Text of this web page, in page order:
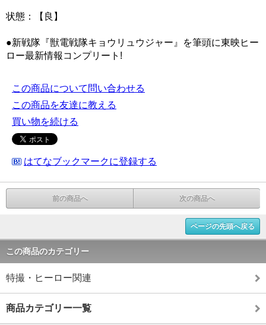
状態：【良】
●新戦隊『獣電戦隊キョウリュウジャー』を筆頭に東映ヒー
ロー最新情報コンプリート!
この商品について問い合わせる
この商品を友達に教える
買い物を続ける
はてなブックマークに登録する
前の商品へ 次の商品へ
ページの先頭へ戻る
この商品のカテゴリー
特撮・ヒーロー関連
商品カテゴリー一覧